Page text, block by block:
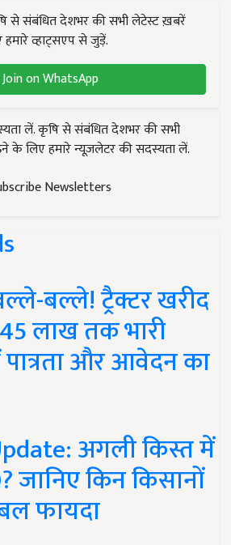
से संबंधित देशभर की सभी लेटेस्ट ख़बरें
व्हाट्सएप से जुड़ें.
Join on WhatsApp
लें. कृषि से संबंधित देशभर की सभी
के लिए हमारे न्यूज़लेटर की सदस्यता लें.
Newsletters
बल्ले! ट्रैक्टर खरीद
लाख तक भारी
और आवेदन का
अगली किस्त में
जानिए किन किसानों
फायदा